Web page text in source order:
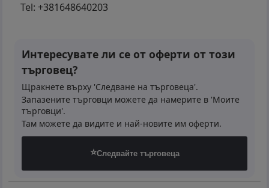
Tel: +381648640203
Интересувате ли се от оферти от този
търговец?
Щракнете върху 'Следване на търговеца'.
Запазените търговци можете да намерите в 'Моите
търговци'.
Там можете да видите и най-новите им оферти.
⭐Следвайте търговеца